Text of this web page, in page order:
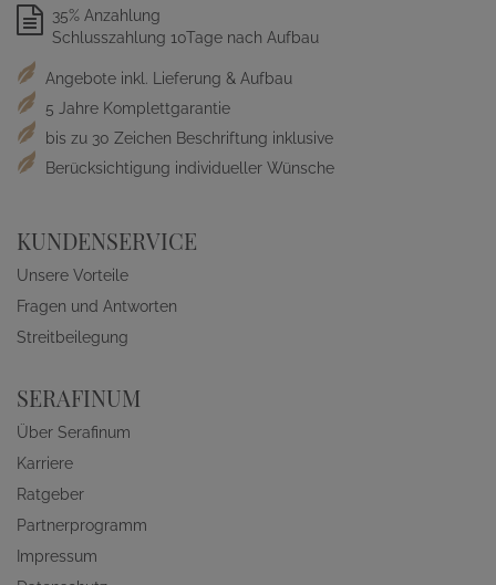
35% Anzahlung
Schlusszahlung 10Tage nach Aufbau
Angebote inkl. Lieferung & Aufbau
5 Jahre Komplettgarantie
bis zu 30 Zeichen Beschriftung inklusive
Berücksichtigung individueller Wünsche
KUNDENSERVICE
Unsere Vorteile
Fragen und Antworten
Streitbeilegung
SERAFINUM
Über Serafinum
Karriere
Ratgeber
Partnerprogramm
Impressum